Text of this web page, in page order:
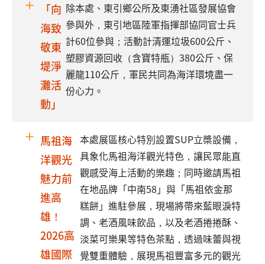
「向
海致
敬東
堤淨
灘活
動」
除本處、東引鄉公所及東湧社區發展協會
參與外，東引地區陸軍指揮部協同官士兵
計60位參與；活動計清運垃圾600公斤、
塑膠資源回收（含寶特瓶）380公斤、保
麗龍110公斤，軍民共同為海洋環境盡一
份心力。
馬祖海
洋觀光
魅力前
進高
雄！
2026高
雄國際
本處展區核心特別設置SUP立槳設備，
具象化馬祖海洋觀光特色，讓民眾能直
觀感受海上活動的樂趣；同時邀請馬祖
在地品牌「中南58」與「馬祖依金那
糕餅」進駐參展，現場將帶來藍眼淚特
調、老酒風味飲品，以及老酒捲捲酥、
淡菜可樂果等特色茶點，透過味蕾與視
覺雙重體驗，展現馬祖豐富多元的觀光